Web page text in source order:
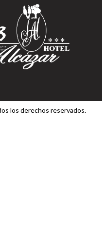
los derechos reservados.